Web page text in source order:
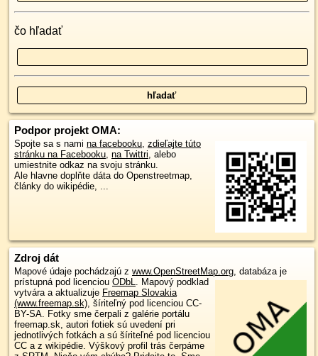
čo hľadať
Podpor projekt OMA:
Spojte sa s nami na facebooku, zdieľajte túto
stránku na Facebooku, na Twittri, alebo
umiestnite odkaz na svoju stránku.
Ale hlavne doplňte dáta do Openstreetmap,
články do wikipédie, ...
Zdroj dát
Mapové údaje pochádzajú z www.OpenStreetMap.org, databáza je
prístupná pod licenciou ODbL. Mapový podklad
vytvára a aktualizuje Freemap Slovakia
(www.freemap.sk), šíriteľný pod licenciou CC-
BY-SA. Fotky sme čerpali z galérie portálu
freemap.sk, autori fotiek sú uvedení pri
jednotlivých fotkách a sú šíriteľné pod licenciou
CC a z wikipédie. Výškový profil trás čerpáme